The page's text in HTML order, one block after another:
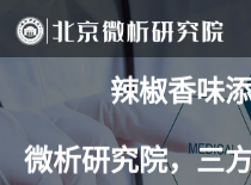
辣椒香味
微析研究院，三